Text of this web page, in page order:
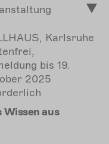
Karlsruhe
bis 19.
2025
aus